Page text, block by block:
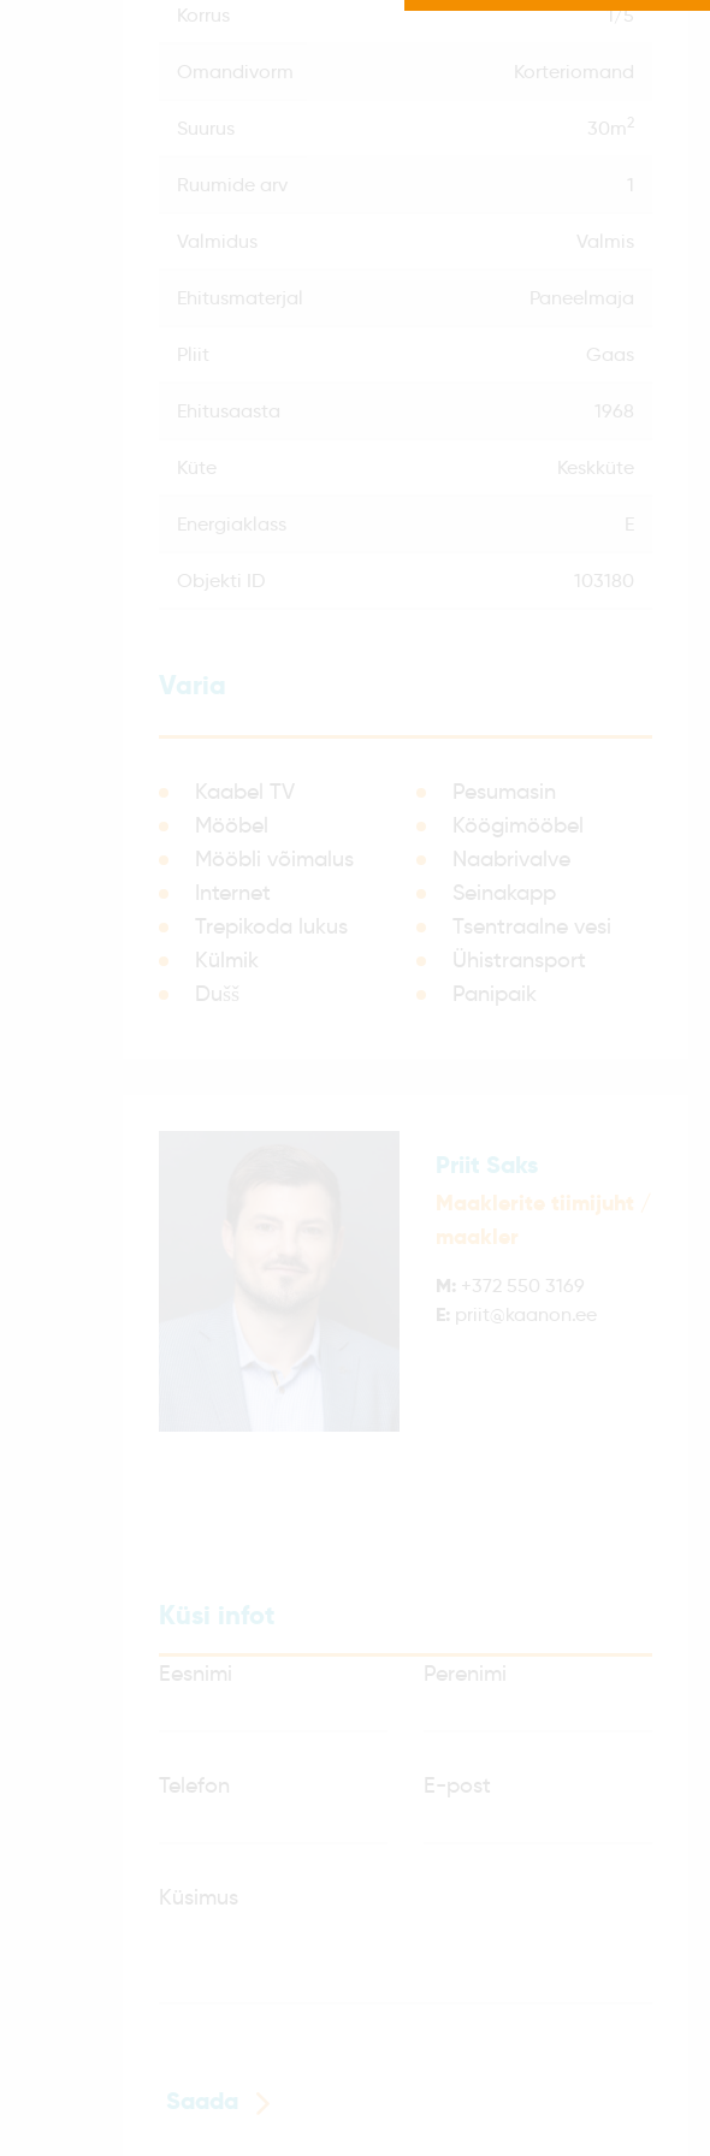
korrus 1/5
omandivorm Korteriomand
suurus 30m 2
ruumide arv 1
valmidus Valmis
ehitusmaterjal Paneelmaja
pliit Gaas
ehitusaasta 1968
küte Keskküte
energiaklass E
objekti ID 103180
Varia
Kaabel TV
Mööbel
Mööbli võimalus
Internet
Trepikoda lukus
Külmik
Dušš
Pesumasin
Köögimööbel
Naabrivalve
Seinakapp
Tsentraalne vesi
Ühistransport
Panipaik
Priit Saks
Maaklerite tiimijuht /
maakler
M: +372 550 3169
E: priit@kaanon.ee
Küsi infot
Eesnimi Perenimi
Telefon E-post
Küsimus
Saada